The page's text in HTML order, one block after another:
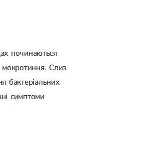
починаються
Слиз
бактеріальних
симптоми